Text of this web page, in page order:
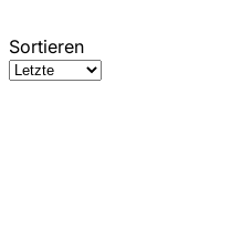
Sortieren